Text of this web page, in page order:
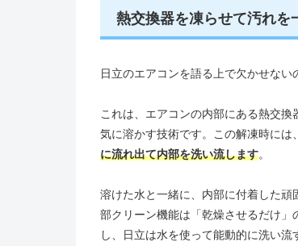
熱交換器を凍らせて汚れを
日立のエアコンを語る上で欠かせない
これは、エアコンの内部にある熱交
気に溶かす技術です。この解凍時には、
に流れ出て内部を洗い流します。
溶けた水と一緒に、内部に付着した
部クリーン機能は「乾燥させるだけ
し、日立は水を使って能動的に洗い流